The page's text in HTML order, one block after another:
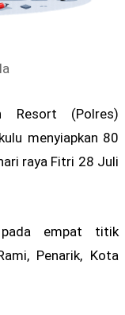
Resort (Polres)
menyiapkan 80
raya Fitri 28 Juli
pada empat titik
Penarik, Kota